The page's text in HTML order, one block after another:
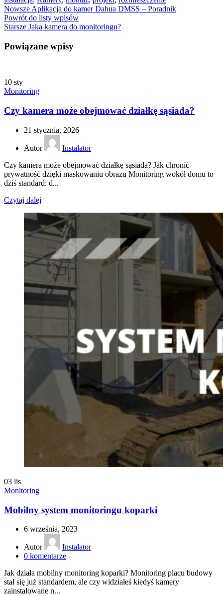
Nowsze Aplikacja do kamer Dahua DMSS – Poradnik
Powrót do listy wpisów
Starsze Jaka kamera do monitoringu?
Powiązane wpisy
10 sty
Monitoring
Czy kamera może obejmować działkę sąsiada?
21 stycznia, 2026
Autor
Instalator
Czy kamera może obejmować działkę sąsiada? Jak chronić
prywatność dzięki maskowaniu obrazu Monitoring wokół domu to
dziś standard: d...
Czytaj dalej
03 lis
Monitoring
Mobilny system monitoringu koparki
6 września, 2023
Autor
Instalator
0 komentarze
Jak działa mobilny monitoring koparki? Monitoring placu budowy
stał się już standardem, ale czy widziałeś kiedyś kamery
zainstalowane n...